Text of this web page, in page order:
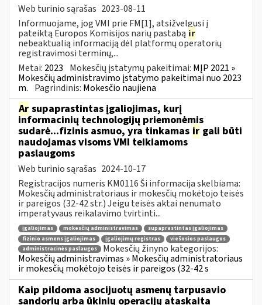
Web turinio sąrašas 2023-08-11
Informuojame, jog VMI prie FM[1], atsižvelgusi į
pateiktą Europos Komisijos narių pastabą ir
nebeaktualią informaciją dėl platformų operatorių
registravimosi terminų,...
Metai: 2023 Mokesčių įstatymų pakeitimai: MĮP 2021 »
Mokesčių administravimo įstatymo pakeitimai nuo 2023
m. Pagrindinis: Mokesčio naujiena
Ar supaprastintas įgaliojimas, kurį
informacinių technologijų priemonėmis
sudarė...fizinis asmuo, yra tinkamas ir gali būti
naudojamas visoms VMI teikiamoms
paslaugoms
Web turinio sąrašas 2024-10-17
Registracijos numeris KM0116 Ši informacija skelbiama:
Mokesčių administratoriaus ir mokesčių mokėtojo teisės
ir pareigos (32-42 str.) Jeigu teisės aktai nenumato
imperatyvaus reikalavimo tvirtinti...
įgaliojimas mokesčių administravimas
supaprastintas įgaliojimas
fizinio asmens įgaliojimas
įgaliojimų registras
viešosios paslaugos
administracinės paslaugos
Mokesčių žinyno kategorijos:
Mokesčių administravimas » Mokesčių administratoriaus
ir mokesčių mokėtojo teisės ir pareigos (32-42 s
Kaip pildoma asocijuotų asmenų tarpusavio
sandorių arba ūkinių operacijų ataskaita